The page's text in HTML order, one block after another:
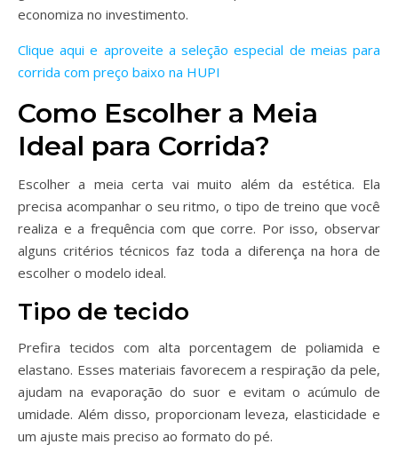
economiza no investimento.
Clique aqui e aproveite a seleção especial de meias para
corrida com preço baixo na HUPI
Como Escolher a Meia
Ideal para Corrida?
Escolher a meia certa vai muito além da estética. Ela
precisa acompanhar o seu ritmo, o tipo de treino que você
realiza e a frequência com que corre. Por isso, observar
alguns critérios técnicos faz toda a diferença na hora de
escolher o modelo ideal.
Tipo de tecido
Prefira tecidos com alta porcentagem de poliamida e
elastano. Esses materiais favorecem a respiração da pele,
ajudam na evaporação do suor e evitam o acúmulo de
umidade. Além disso, proporcionam leveza, elasticidade e
um ajuste mais preciso ao formato do pé.